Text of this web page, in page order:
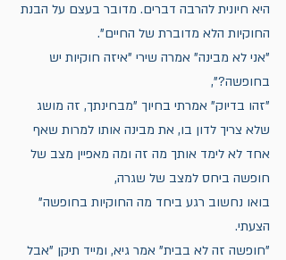
היא חיונית להרבה דברים. מדובר בעצם על הבנת
החוקיות הלא מדוברת של החיים".
"אני לא מבינה" אמרה שירי "איזה חוקיות יש
בחופשה?",
"זהו בדיוק" אמרתי בחיוך "מבחינתך, זה מושג
שלא צריך לדון בו, את מבינה אותו למרות שאף
אחד לא לימד אותך מה זה ומה מאפיין מצב של
חופשה ביחס למצב של שגרה,
בואו נחשוב רגע ביחד מה החוקיות בחופשה"
הצעתי.
"חופשה זה לא בבית" אמר גיא, ומייד תיקן "אבל